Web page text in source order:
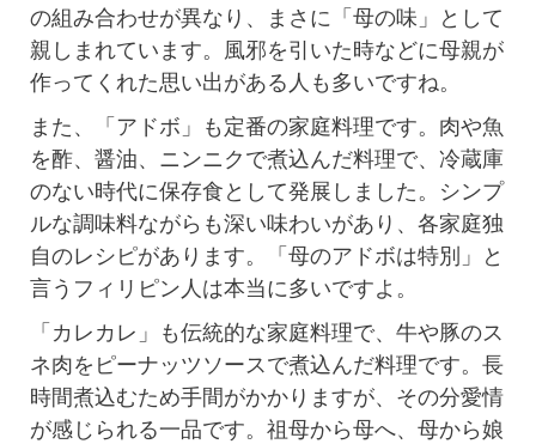
の組み合わせが異なり、まさに「母の味」として
親しまれています。風邪を引いた時などに母親が
作ってくれた思い出がある人も多いですね。
また、「アドボ」も定番の家庭料理です。肉や魚
を酢、醤油、ニンニクで煮込んだ料理で、冷蔵庫
のない時代に保存食として発展しました。シンプ
ルな調味料ながらも深い味わいがあり、各家庭独
自のレシピがあります。「母のアドボは特別」と
言うフィリピン人は本当に多いですよ。
「カレカレ」も伝統的な家庭料理で、牛や豚のス
ネ肉をピーナッツソースで煮込んだ料理です。長
時間煮込むため手間がかかりますが、その分愛情
が感じられる一品です。祖母から母へ、母から娘